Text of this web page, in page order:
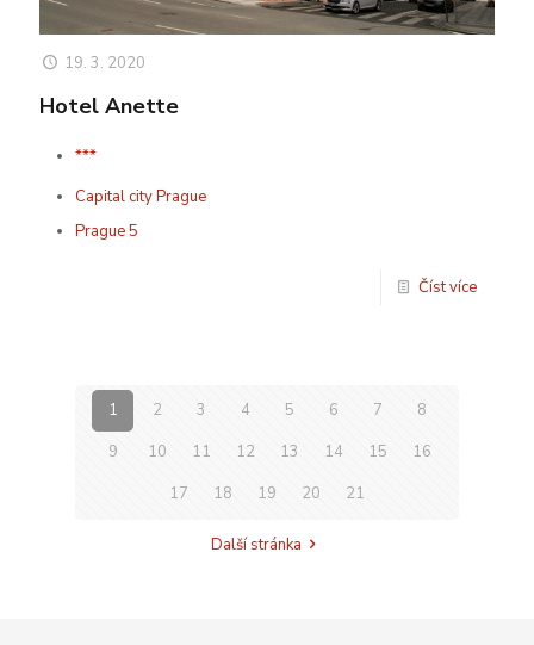
19. 3. 2020
Hotel Anette
***
Capital city Prague
Prague 5
Číst více
1 2 3 4 5 6 7
8
9
10 11 12 13 14 15
16
17
18 19 20 21
Další stránka